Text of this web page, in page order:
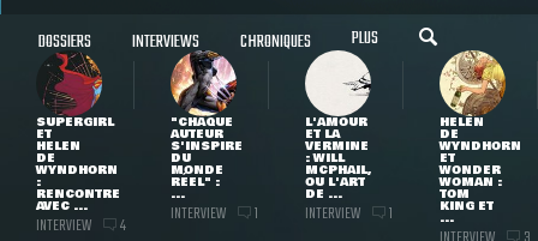
DOSSIERS INTERVIEWS CHRONIQUES PLUS
SUPERGIRL
ET
HELEN
DE
WYNDHORN
:
RENCONTRE
AVEC ...
INTERVIEW 4
"CHAQUE
AUTEUR
S'INSPIRE
DU
MONDE
RÉEL" :
...
INTERVIEW 1
L'AMOUR
ET LA
VERMINE
: WILL
MCPHAIL,
OU L'ART
DE ...
INTERVIEW 1
HELEN
DE
WYNDHORN
ET
WONDER
WOMAN :
TOM
KING ET
...